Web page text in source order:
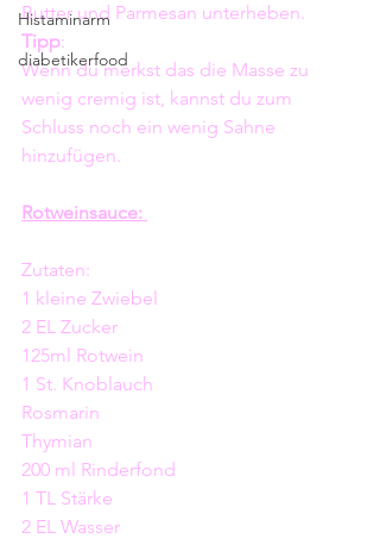
Histaminarm
diabetikerfood
Butter und Parmesan unterheben.
Tipp:
Wenn du merkst das die Masse zu
wenig cremig ist, kannst du zum
Schluss noch ein wenig Sahne
hinzufügen.
Rotweinsauce:
Zutaten:
1 kleine Zwiebel
2 EL Zucker
125ml Rotwein
1 St. Knoblauch
Rosmarin
Thymian
200 ml Rinderfond
1 TL Stärke
2 EL Wasser